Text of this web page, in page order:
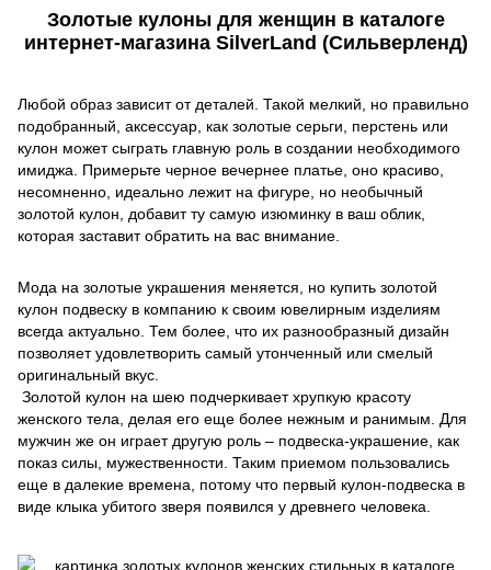
Золотые кулоны для женщин в каталоге
интернет-магазина SilverLand (Сильверленд)
Любой образ зависит от деталей. Такой мелкий, но правильно
подобранный, аксессуар, как золотые серьги, перстень или
кулон может сыграть главную роль в создании необходимого
имиджа. Примерьте черное вечернее платье, оно красиво,
несомненно, идеально лежит на фигуре, но необычный
золотой кулон, добавит ту самую изюминку в ваш облик,
которая заставит обратить на вас внимание.
Мода на золотые украшения меняется, но купить золотой
кулон подвеску в компанию к своим ювелирным изделиям
всегда актуально. Тем более, что их разнообразный дизайн
позволяет удовлетворить самый утонченный или смелый
оригинальный вкус.
Золотой кулон на шею подчеркивает хрупкую красоту
женского тела, делая его еще более нежным и ранимым. Для
мужчин же он играет другую роль – подвеска-украшение, как
показ силы, мужественности. Таким приемом пользовались
еще в далекие времена, потому что первый кулон-подвеска в
виде клыка убитого зверя появился у древнего человека.